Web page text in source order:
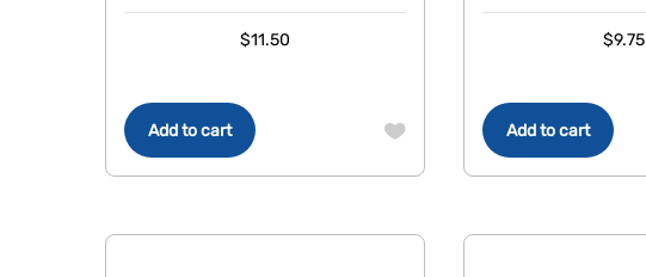
Add to cart
$11.50
Add to cart
$9.75